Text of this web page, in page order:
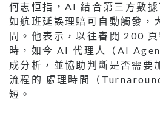
何志恒指，AI 結合第三方數據
如航班延誤理賠可自動觸發，
間。他表示，以往審閱 200
時，如今 AI 代理人（AI
成分析，並協助判斷是否需要
流程的 處理時間（
短。